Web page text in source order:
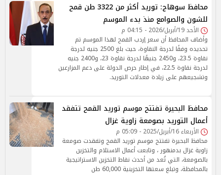
محافظ سوهاج: توريد أكثر من 3322 طن قمح
للشون والصوامع منذ بدء الموسم
الأحد 19/أبريل/2026 - 04:15 م
وأضاف المحافظ أن سعر إردب القمح لهذا الموسم تم
تحديده وفقًا لدرجة النقاوة، حيث بلغ 2500 جنيه لدرجة
نقاوة 23.5، و2450 جنيهًا لدرجة نقاوة 23، و2400 جنيه
لدرجة نقاوة 22.5، في إطار حرص الدولة على دعم المزارعين
وتشجيعهم على زيادة معدلات التوريد.
محافظ البحيرة تفتتح موسم توريد القمح تتفقد
أعمال التوريد بصومعة زاوية غزال
الأربعاء 16/أبريل/2025 - 05:09 م
محافظ البحيرة تفتتح موسم توريد القمح وتفقدت صومعة
زاوية غزال بدمنهور ، وتابعت أعمال الاستلام والتخزين
بالصومعة، التي تُعد من أحدث نقاط التخزين الاستراتيجية
بالمحافظة، وتبلغ سعتها التخزينية 60,000 طن